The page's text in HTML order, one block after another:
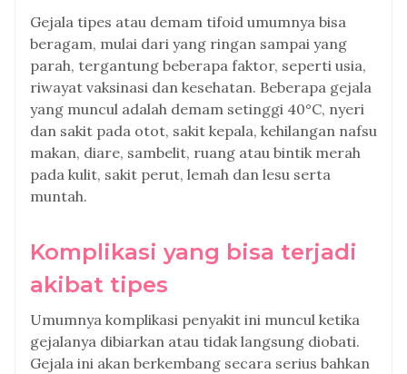
Gejala tipes atau demam tifoid umumnya bisa
beragam, mulai dari yang ringan sampai yang
parah, tergantung beberapa faktor, seperti usia,
riwayat vaksinasi dan kesehatan. Beberapa gejala
yang muncul adalah demam setinggi 40°C, nyeri
dan sakit pada otot, sakit kepala, kehilangan nafsu
makan, diare, sambelit, ruang atau bintik merah
pada kulit, sakit perut, lemah dan lesu serta
muntah.
Komplikasi yang bisa terjadi
akibat tipes
Umumnya komplikasi penyakit ini muncul ketika
gejalanya dibiarkan atau tidak langsung diobati.
Gejala ini akan berkembang secara serius bahkan